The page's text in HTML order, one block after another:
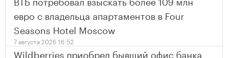
евро с владельца апартаментов в Four
Seasons Hotel Moscow
7 августа 2026 16:52
Wildberries приобрел бывший офис банка